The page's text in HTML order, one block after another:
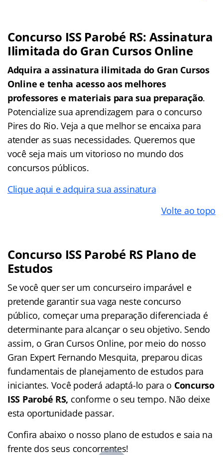
Concurso ISS Parobé RS: Assinatura
Ilimitada do Gran Cursos Online
Adquira a assinatura ilimitada do Gran Cursos
Online e tenha acesso aos melhores
professores e materiais para sua preparação.
Potencialize sua aprendizagem para o concurso
Pires do Rio. Veja a que melhor se encaixa para
atender as suas necessidades. Queremos que
você seja mais um vitorioso no mundo dos
concursos públicos.
Clique aqui e adquira sua assinatura
Volte ao topo
Concurso ISS Parobé RS Plano de
Estudos
Se você quer ser um concurseiro imparável e
pretende garantir sua vaga neste concurso
público, começar uma preparação diferenciada é
determinante para alcançar o seu objetivo. Sendo
assim, o Gran Cursos Online, por meio do nosso
Gran Expert Fernando Mesquita, preparou dicas
fundamentais de planejamento de estudos para
iniciantes. Você poderá adaptá-lo para o Concurso
ISS Parobé RS, conforme o seu tempo. Não deixe
esta oportunidade passar.
Confira abaixo o nosso plano de estudos e saia na
frente dos seus concorrentes!